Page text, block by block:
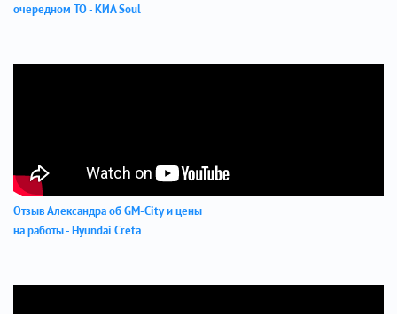
очередном ТО - КИА Soul
Отзыв Александра об GM-City и цены
на работы - Hyundai Creta